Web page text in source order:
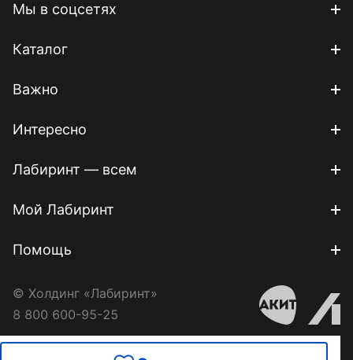
Мы в соцсетях
Каталог
Важно
Интересно
Лабиринт — всем
Мой Лабиринт
Помощь
© Холдинг «Лабиринт»
8 800 600-95-25